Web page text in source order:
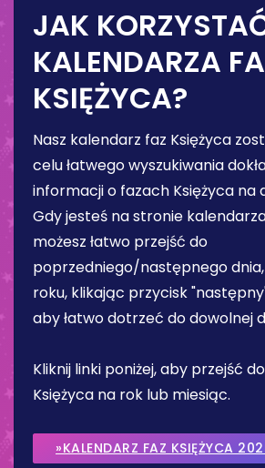
JAK
KALENDARZA
KSIĘŻYCA?
Nasz kalendarz faz Księżyca
celu łatwego wyszukiwania
informacji o fazach Księżyca na
Gdy jesteś na stronie
możesz łatwo przejść do
poprzedniego/następnego
roku, klikając przycisk
aby łatwo dotrzeć do dowolnej
Kliknij linki poniżej, aby przejść
Księżyca na rok lub miesiąc.
»KALENDARZ FAZ KSIĘŻYCA